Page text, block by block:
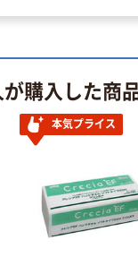
購入した商
本気プライス